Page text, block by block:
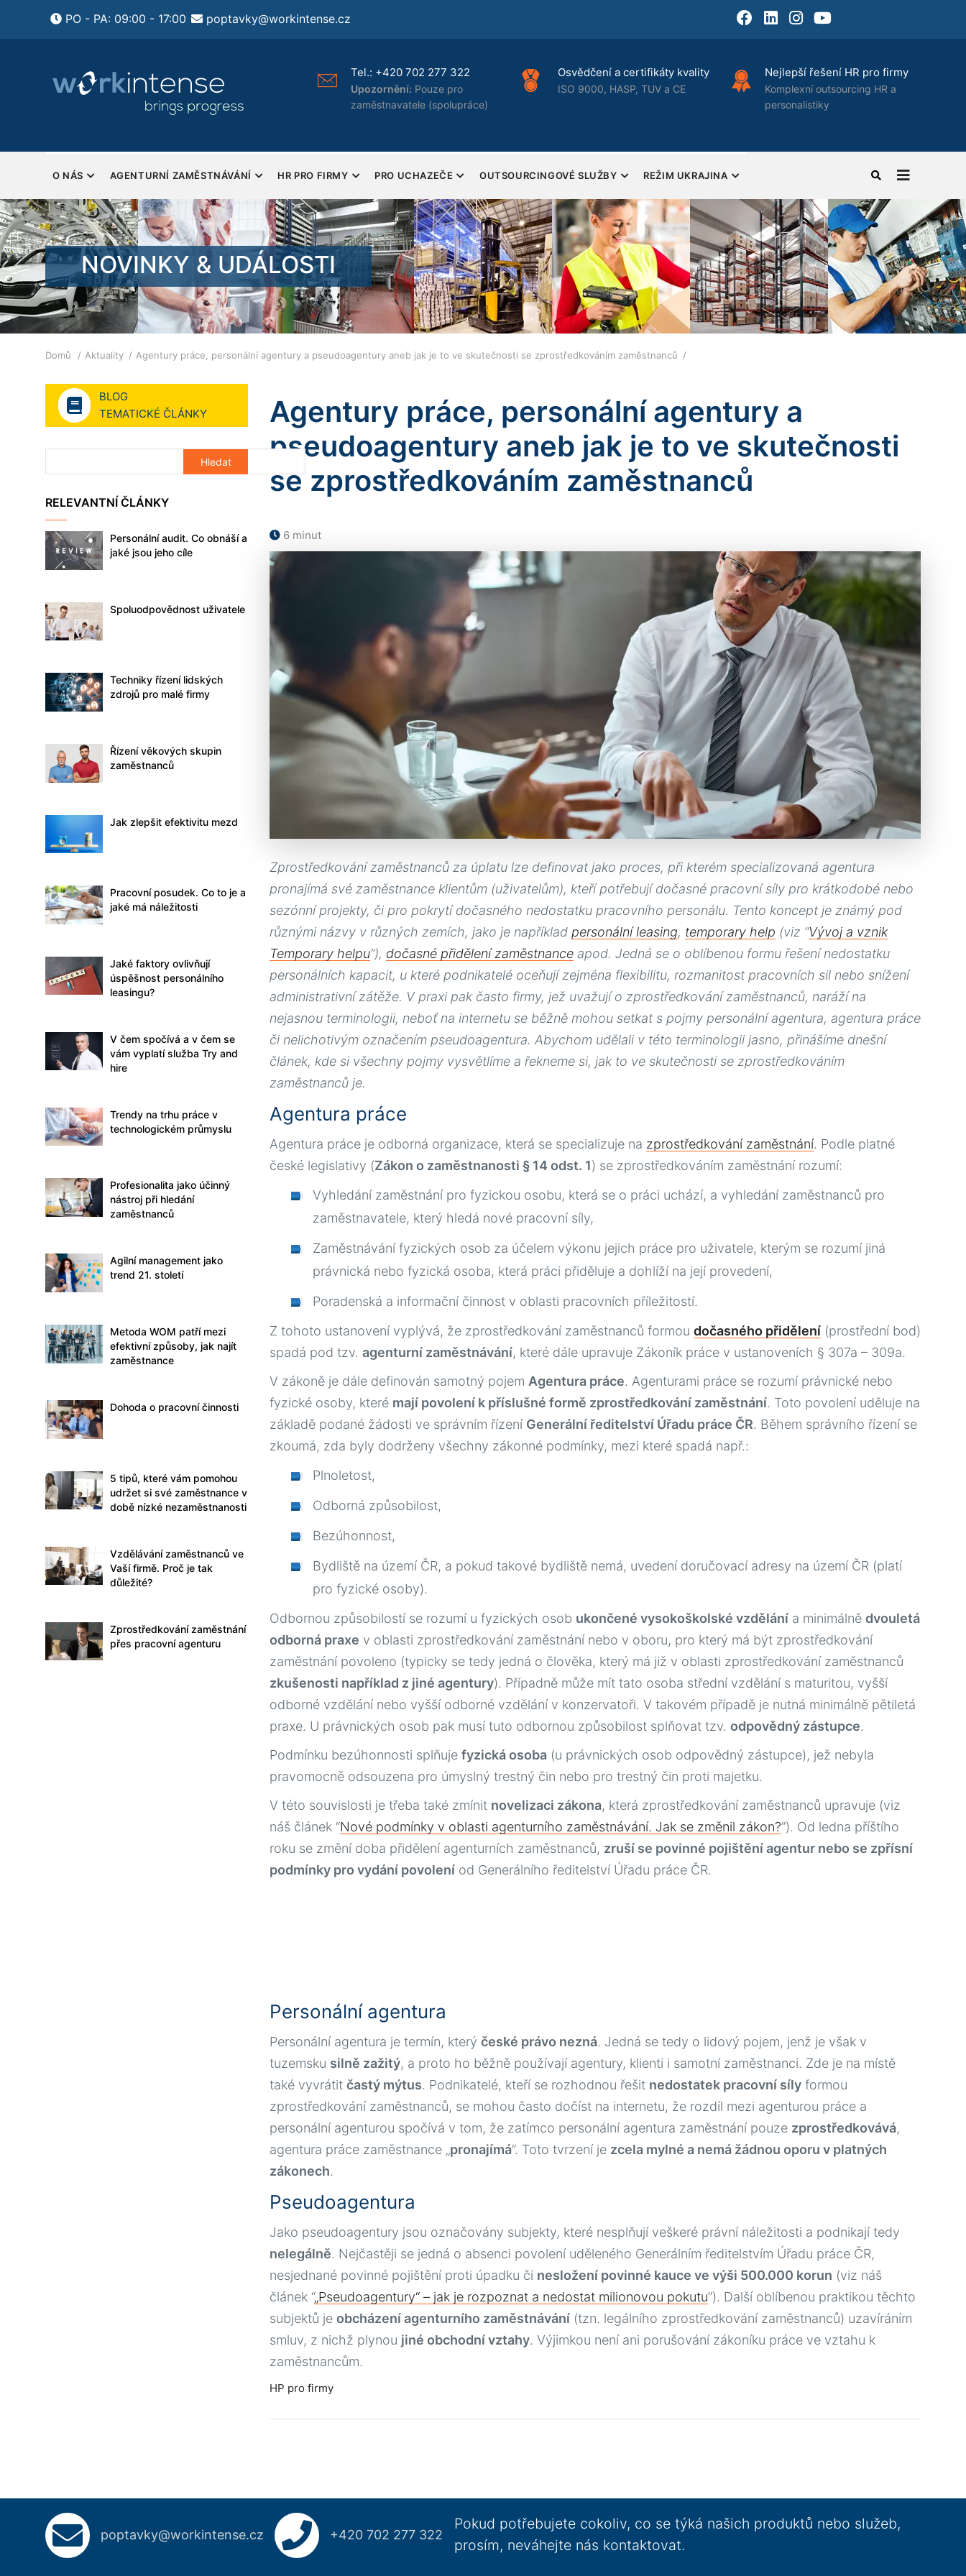
PO - PA: 09:00 - 17:00 poptavky@workintense.cz FacebookLinkedInInstagram
HR a
Pondělí - Pátek
Sobota a Neděle - Zavřeno
Tel.: +420 702 277 322
Upozornění: Pouze pro
zaměstnavatele (spolupráce)
Osvědčení a certifikáty kvality
ISO 9000, HASP, TUV a CE
Nejlepší řešení HR pro firmy
Komplexní outsourcing HR a
personalistiky
NAVIGATION
O NÁS AGENTURNÍ ZAMĚSTNÁVÁNÍ HR PRO FIRMY PRO UCHAZEČE OUTSOURCINGOVÉ SLUŽBY REŽIM UKRAJINA
NOVINKY & UDÁLOSTI
Drobečková
Domů Aktuality Agentury práce, personální agentury a pseudoagentury aneb jak je to ve skutečnosti se zprostředkováním zaměstnanců
Agentury práce, personální agentury a
pseudoagentury aneb jak je to ve skutečnosti
se zprostředkováním zaměstnanců
6 minut
Zprostředkování zaměstnanců za úplatu lze definovat jako proces, při kterém specializovaná agentura
pronajímá své zaměstnance klientům (uživatelům), kteří potřebují dočasné pracovní síly pro krátkodobé nebo
sezónní projekty, či pro pokrytí dočasného nedostatku pracovního personálu. Tento koncept je známý pod
různými názvy v různých zemích, jako je například personální leasing, temporary help (viz “Vývoj a vznik
Temporary helpu”), dočasné přidělení zaměstnance apod. Jedná se o oblíbenou formu řešení nedostatku
personálních kapacit, u které podnikatelé oceňují zejména flexibilitu, rozmanitost pracovních sil nebo snížení
administrativní zátěže. V praxi pak často firmy, jež uvažují o zprostředkování zaměstnanců, naráží na
nejasnou terminologii, neboť na internetu se běžně mohou setkat s pojmy personální agentura, agentura práce
či nelichotivým označením pseudoagentura. Abychom udělali v této terminologii jasno, přinášíme dnešní
článek, kde si všechny pojmy vysvětlíme a řekneme si, jak to ve skutečnosti se zprostředkováním
zaměstnanců je.
Agentura práce
Agentura práce je odborná organizace, která se specializuje na zprostředkování zaměstnání. Podle platné
české legislativy (Zákon o zaměstnanosti § 14 odst. 1) se zprostředkováním zaměstnání rozumí:
Vyhledání zaměstnání pro fyzickou osobu, která se o práci uchází, a vyhledání zaměstnanců pro
zaměstnavatele, který hledá nové pracovní síly,
Zaměstnávání fyzických osob za účelem výkonu jejich práce pro uživatele, kterým se rozumí jiná
právnická nebo fyzická osoba, která práci přiděluje a dohlíží na její provedení,
Poradenská a informační činnost v oblasti pracovních příležitostí.
Z tohoto ustanovení vyplývá, že zprostředkování zaměstnanců formou dočasného přidělení (prostřední bod)
spadá pod tzv. agenturní zaměstnávání, které dále upravuje Zákoník práce v ustanoveních § 307a – 309a.
Acceder a financiamiento durante los años de estudio solía ser una tarea difícil. Las
instituciones bancarias no consideraban a los jóvenes como sujetos confiables, y los
requisitos solían estar muy por encima de lo que un estudiante promedio puede demostrar.
Afortunadamente, este panorama ha cambiado con la aparición de opciones diseñadas
específicamente para este grupo. Hoy existenpréstamos para estudiantesque entienden la
permiten cubrir materiales escolares, inscripciones, cursos complementarios e incluso
gastos cotidianos relacionados con la vida universitaria. No se trata solo de dinero, sino de
una inversión en el futuro de miles de jóvenes mexicanos que buscan salir adelante sin
interrumpir sus estudios por falta de recursos.
V zákoně je dále definován samotný pojem Agentura práce. Agenturami práce se rozumí právnické nebo
fyzické osoby, které mají povolení k příslušné formě zprostředkování zaměstnání. Toto povolení uděluje na
základě podané žádosti ve správním řízení Generální ředitelství Úřadu práce ČR. Během správního řízení se
zkoumá, zda byly dodrženy všechny zákonné podmínky, mezi které spadá např.:
Plnoletost,
Odborná způsobilost,
Bezúhonnost,
Bydliště na území ČR, a pokud takové bydliště nemá, uvedení doručovací adresy na území ČR (platí
pro fyzické osoby).
Odbornou způsobilostí se rozumí u fyzických osob ukončené vysokoškolské vzdělání a minimálně dvouletá
odborná praxe v oblasti zprostředkování zaměstnání nebo v oboru, pro který má být zprostředkování
zaměstnání povoleno (typicky se tedy jedná o člověka, který má již v oblasti zprostředkování zaměstnanců
zkušenosti například z jiné agentury). Případně může mít tato osoba střední vzdělání s maturitou, vyšší
odborné vzdělání nebo vyšší odborné vzdělání v konzervatoři. V takovém případě je nutná minimálně pětiletá
praxe. U právnických osob pak musí tuto odbornou způsobilost splňovat tzv. odpovědný zástupce.
Podmínku bezúhonnosti splňuje fyzická osoba (u právnických osob odpovědný zástupce), jež nebyla
pravomocně odsouzena pro úmyslný trestný čin nebo pro trestný čin proti majetku.
V této souvislosti je třeba také zmínit novelizaci zákona, která zprostředkování zaměstnanců upravuje (viz
náš článek “Nové podmínky v oblasti agenturního zaměstnávání. Jak se změnil zákon?”). Od ledna příštího
roku se změní doba přidělení agenturních zaměstnanců, zruší se povinné pojištění agentur nebo se zpřísní
podmínky pro vydání povolení od Generálního ředitelství Úřadu práce ČR.
Personální agentura
Personální agentura je termín, který české právo nezná. Jedná se tedy o lidový pojem, jenž je však v
tuzemsku silně zažitý, a proto ho běžně používají agentury, klienti i samotní zaměstnanci. Zde je na místě
také vyvrátit častý mýtus. Podnikatelé, kteří se rozhodnou řešit nedostatek pracovní síly formou
zprostředkování zaměstnanců, se mohou často dočíst na internetu, že rozdíl mezi agenturou práce a
personální agenturou spočívá v tom, že zatímco personální agentura zaměstnání pouze zprostředkovává,
agentura práce zaměstnance „pronajímá“. Toto tvrzení je zcela mylné a nemá žádnou oporu v platných
zákonech.
Pseudoagentura
Jako pseudoagentury jsou označovány subjekty, které nesplňují veškeré právní náležitosti a podnikají tedy
nelegálně. Nejčastěji se jedná o absenci povolení uděleného Generálním ředitelstvím Úřadu práce ČR,
nesjednané povinné pojištění proti úpadku či nesložení povinné kauce ve výši 500.000 korun (viz náš
článek “„Pseudoagentury“ – jak je rozpoznat a nedostat milionovou pokutu”). Další oblíbenou praktikou těchto
subjektů je obcházení agenturního zaměstnávání (tzn. legálního zprostředkování zaměstnanců) uzavíráním
smluv, z nichž plynou jiné obchodní vztahy. Výjimkou není ani porušování zákoníku práce ve vztahu k
zaměstnancům.
HP pro firmy
BLOG
TEMATICKÉ ČLÁNKY
RELEVANTNÍ ČLÁNKY
Personální audit. Co obnáší a
jaké jsou jeho cíle
Spoluodpovědnost uživatele
Techniky řízení lidských
zdrojů pro malé firmy
Řízení věkových skupin
zaměstnanců
Jak zlepšit efektivitu mezd
Pracovní posudek. Co to je a
jaké má náležitosti
Jaké faktory ovlivňují
úspěšnost personálního
leasingu?
V čem spočívá a v čem se
vám vyplatí služba Try and
hire
Trendy na trhu práce v
technologickém průmyslu
Profesionalita jako účinný
nástroj při hledání
zaměstnanců
Agilní management jako
trend 21. století
Metoda WOM patří mezi
efektivní způsoby, jak najít
zaměstnance
Dohoda o pracovní činnosti
5 tipů, které vám pomohou
udržet si své zaměstnance v
době nízké nezaměstnanosti
Vzdělávání zaměstnanců ve
Vaší firmě. Proč je tak
důležité?
Zprostředkování zaměstnání
přes pracovní agenturu
poptavky@workintense.cz +420 702 277 322
Pokud potřebujete cokoliv, co se týká našich produktů nebo služeb,
prosím, neváhejte nás kontaktovat.